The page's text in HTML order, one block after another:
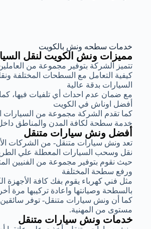
خدمات سطحه ونش بالكويت
مميزات ونش الكويت لنقل
تتميز الشركة بتوفير مجموعة من
كيفية التعامل مع السطحات المختلفة
السيارات بدقة عالية
مع ضمان عدم احداث أي تلفيات فيها،
أفضل اوناش في الكويت
كما تقدم الشركة مجموعة من السيارات
خدمة سطحة لكافة المدن والمناطق
أفضل ونش سيارات متنقل
تعد ونش سيارات متنقل- من الشركات
نقل وسحب السيارات المعطلة علي
حيث نقوم بتوفير مجموعة من الفنيين
ورفع سطحة المختلفة
مثل فني كهرباء يقوم بفك كافة الأجهزة
بالسطحة وصيانتها واعادة تركيبها مرة
كما أن ونش سيارات متنقل- توفر
مستوى من المهنية.
خدمات ونش سيارات متنقل